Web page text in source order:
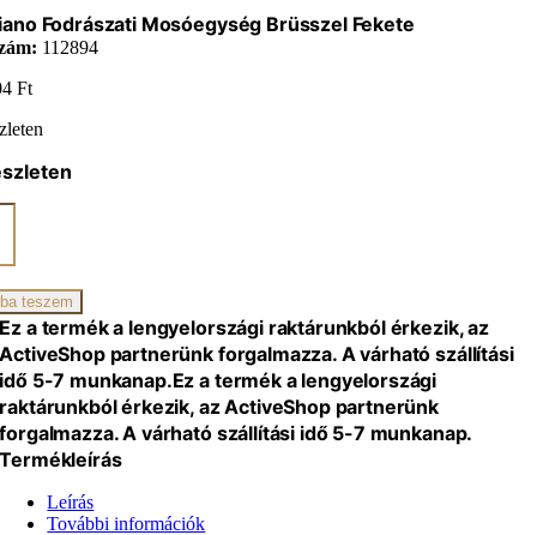
Fodrászati Mosóegység Brüsszel Fekete
112894
Ft
teszem
Ez a termék a lengyelországi raktárunkból érkezik, az
ActiveShop partnerünk forgalmazza. A várható szállítási
idő 5-7 munkanap.Ez a termék a lengyelországi
raktárunkból érkezik, az ActiveShop partnerünk
forgalmazza. A várható szállítási idő 5-7 munkanap.
Termékleírás
Leírás
További információk